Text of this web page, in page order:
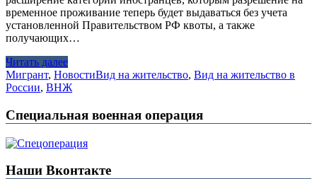
временное проживание теперь будет выдаваться без учета
установленной Правительством РФ квоты, а также
получающих…
Читать далее
Мигрант, НовостиВид на жительство, Вид на жительство в
России, ВНЖ
Специальная военная операция
Наши Вконтакте